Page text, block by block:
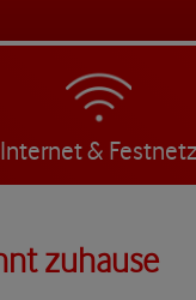
Internet &
zuhause